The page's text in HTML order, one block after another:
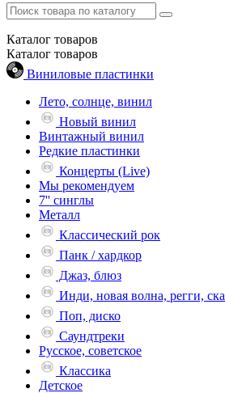
Каталог товаров
Каталог товаров
Виниловые пластинки
Лето, солнце, винил
Новый винил
Винтажный винил
Редкие пластинки
Концерты (Live)
Мы рекомендуем
7'' синглы
Металл
Классический рок
Панк / хардкор
Джаз, блюз
Инди, новая волна, регги, ска
Поп, диско
Саундтреки
Русское, советское
Классика
Детское